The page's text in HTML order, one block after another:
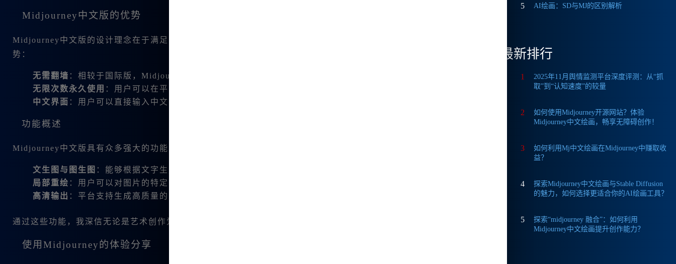
Midjourney中文版的优势
Midjourney中文版的设计理念在于满足国内用户的需求，特别是在网络连接不佳的情况下。以下是一些显著的优
势：
无需翻墙 ：相较于国际版，Midjourney中文版无需翻墙，用户能够直接访问。
无限次数永久使用 ：用户可以在平台上永久免费地享受服务，极大地降低了使用 barrier。
中文界面 ：用户可以直接输入中文，界面友好，使用无压力，这对于新手尤为重要。
功能概述
Midjourney中文版具有众多强大的功能，下面列出一些核心功能：
文生图与图生图 ：能够根据文字生成图片，也支持将图片进行变幻、平移、扩图等操作。
局部重绘 ：用户可以对图片的特定区域进行重绘，提升细节。
高清输出 ：平台支持生成高质量的图片与视频。
通过这些功能，我深信无论是艺术创作爱好者还是专业设计师，Midjourney中文版都能满足多样化的需求。
使用Midjourney的体验分享
5 AI绘画：SD与MJ的区别解析
最新排行
1
2025年11月舆情监测平台深度评测：从“抓
取”到“认知速度”的较量
2
如何使用Midjourney开源网站？体验
Midjourney中文绘画，畅享无障碍创作！
3
如何利用Mj中文绘画在Midjourney中赚取收
益？
4
探索Midjourney中文绘画与Stable Diffusion
的魅力，如何选择更适合你的AI绘画工具？
5
探索“midjourney 融合”：如何利用
Midjourney中文绘画提升创作能力？